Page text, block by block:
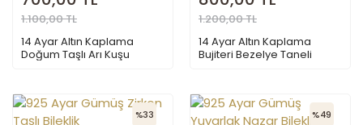
1.100,00 TL
14 Ayar Altın Kaplama
Doğum Taşlı Arı Kuşu
1.200,00 TL
14 Ayar Altın Kaplama
Bujiteri Bezelye Taneli
%33 %49